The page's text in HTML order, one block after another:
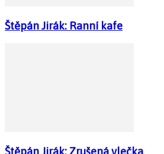
Štěpán Jirák: Ranní kafe
Štěpán Jirák: Zrušená vlečka